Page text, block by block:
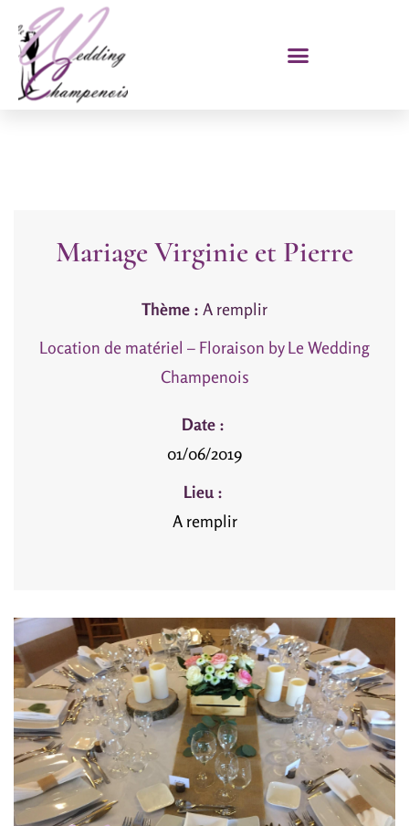
Mariage Virginie et Pierre
Thème : A remplir
Location de matériel – Floraison by Le Wedding
Champenois
Date :
01/06/2019
Lieu :
A remplir